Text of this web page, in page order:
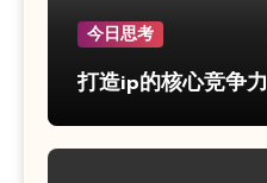
今日思考
打造ip的核心竞争力